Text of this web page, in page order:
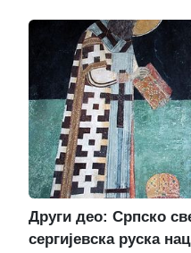
Други део: Српско
сергијевска руска